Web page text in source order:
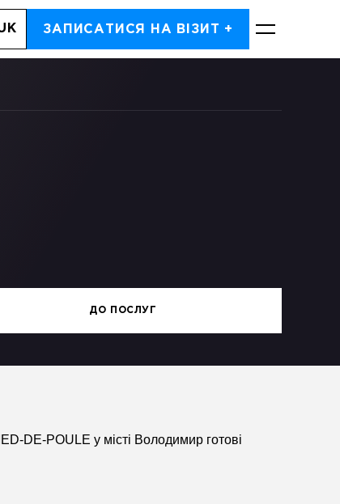
ЗАПИСАТИСЯ НА ВІЗИТ +
ДО ПОСЛУГ
DE-POULE у місті Володимир готові